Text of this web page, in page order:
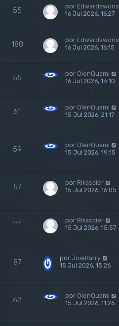
55 por Edwardswons
16 Jul 2026, 16:27
188 por Edwardswons
16 Jul 2026, 16:15
55 por OlenQuami
16 Jul 2026, 13:10
61 por OlenQuami
15 Jul 2026, 21:17
59 por OlenQuami
15 Jul 2026, 19:15
57 por Rikascier
15 Jul 2026, 16:05
111 por Rikascier
15 Jul 2026, 15:57
87 por JoieRarry
15 Jul 2026, 15:26
62 por OlenQuami
15 Jul 2026, 11:26